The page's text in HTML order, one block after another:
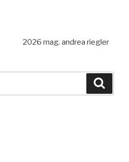
2026 mag. andrea riegler